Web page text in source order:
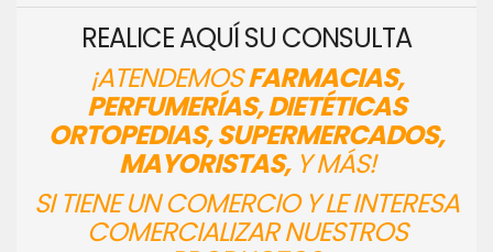
REALICE AQUÍ SU CONSULTA
¡ATENDEMOSFARMACIAS,
PERFUMERÍAS, DIETÉTICAS
ORTOPEDIAS, SUPERMERCADOS,
MAYORISTAS,Y MÁS!
SI TIENE UN COMERCIO Y LE INTERESA
COMERCIALIZAR NUESTROS